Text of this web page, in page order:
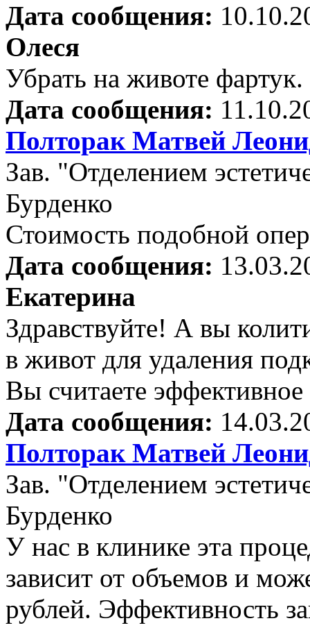
Дата сообщения:
Олеся
Убрать на животе
Дата сообщения:
Полторак Матвей
Зав. "Отделением
Бурденко
Стоимость подобной
Дата сообщения:
Екатерина
Здравствуйте! А вы
в живот для удаления
Вы считаете эффективное
Дата сообщения:
Полторак Матвей
Зав. "Отделением
Бурденко
У нас в клинике эта
зависит от объемов и
рублей. Эффективность